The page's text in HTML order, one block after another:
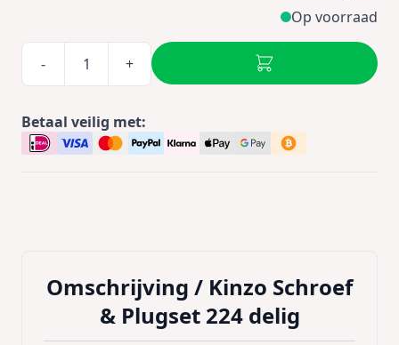
Op voorraad
- +
Betaal veilig met:
Omschrijving / Kinzo Schroef
& Plugset 224 delig